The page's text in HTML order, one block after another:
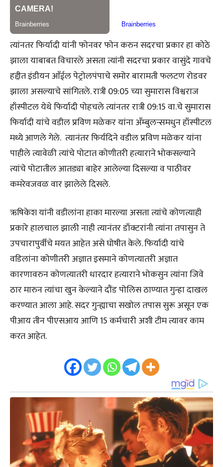
त्यांनतर फिर्यादी यांनी फोनवर फोन करुन सदरचा प्रकार हा कोठे
झाला याबाबत विचारले असता त्यांनी सदरचा प्रकार वासुंदे गावचे
हद्दीत इंडीयन आँईल पेट्रोलपंपाचे समोर बारामती फलटण रोडवर
झाला असल्याचे सांगितले. रात्री 09:05 च्या सुमारास विश्वराज
हाँस्पीटल येथे फिर्यादी पोहचले त्यांनतर रात्री 09:15 वा.चे सुमारास
फिर्यादी यांचे वडील प्रविण मळेकर यांना अँम्बुलन्समधुन हाँस्पीटल
मध्ये आणले गेले. त्यानंतर फिर्यदिने वडील प्रविण मळेकर यांना
पाहीले त्यावेळी त्यांचे पोटात कोणीतरी हत्याराने भोकसल्याने
त्यांचे पोटातील आतड्या बाहेर आलेल्या दिसल्या व पाठीवर
कमरेवजवळ वार झालेले दिसले.
ऋषिकेश यांनी वडीलांना हाका मारल्या असता त्यांचे कोणत्याही
प्रकारे हालचाल झाली नाही त्यानंतर डाँक्टरांनी त्यांना तपासुन ते
उपचारापुर्वीचे मयत आहेत असे घोषीत केले. फिर्यादी यांचे
वडिलांना कोणीतरी अज्ञात इसमाने कोणत्यातरी अज्ञात
कारणावरुन कोणत्यातरी धारदार हत्याराने भोकसुन त्यांना जिवे
ठार मारुन त्यांचा खुन केल्याने दौंड पोलिस ठाण्यात गुन्हा दाखल
करण्यात आला आहे. सदर गुन्ह्याचा सखोल तपास सुरू असून एक
पीआय तीन पीएसआय आणि 15 कर्मचारी अशी टीम त्यावर काम
करत आहेत.